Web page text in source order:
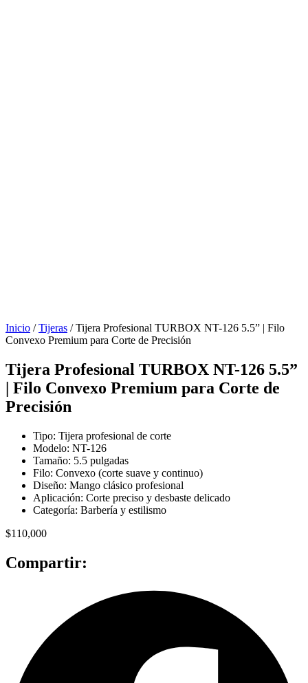
Inicio /Tijeras / Tijera Profesional TURBOX NT-126 5.5” | Filo
Convexo Premium para Corte de Precisión
Tijera Profesional TURBOX NT-126 5.5”
| Filo Convexo Premium para Corte de
Precisión
Tipo: Tijera profesional de corte
Modelo: NT-126
Tamaño: 5.5 pulgadas
Filo: Convexo (corte suave y continuo)
Diseño: Mango clásico profesional
Aplicación: Corte preciso y desbaste delicado
Categoría: Barbería y estilismo
$110,000
Compartir: